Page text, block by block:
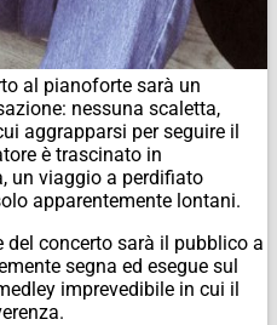
al pianoforte sarà un
nessuna scaletta,
aggrapparsi per seguire il
è trascinato in
un viaggio a perdifiato
apparentemente lontani.
del concerto sarà il pubblico a
segna ed esegue sul
imprevedibile in cui il